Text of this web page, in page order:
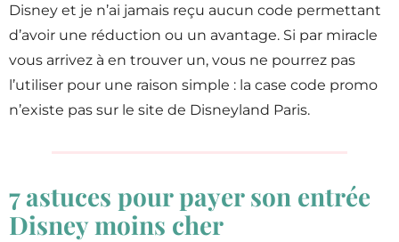
Disney et je n’ai jamais reçu aucun code permettant
d’avoir une réduction ou un avantage. Si par miracle
vous arrivez à en trouver un, vous ne pourrez pas
l’utiliser pour une raison simple : la case code promo
n’existe pas sur le site de Disneyland Paris.
7 astuces pour payer son entrée
Disney moins cher